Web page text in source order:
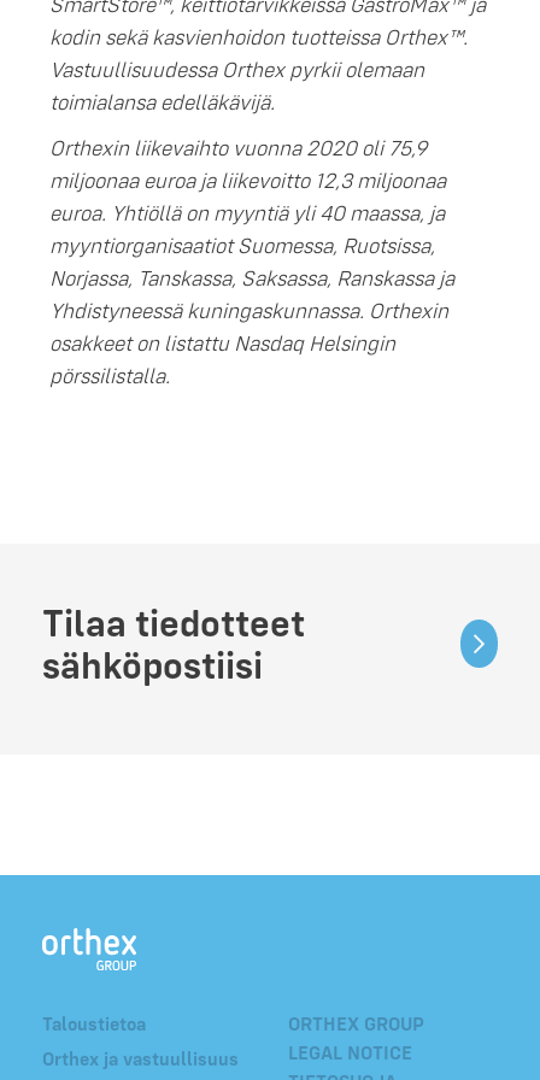
kodin sekä kasvienhoidon tuotteissa Orthex™.
Vastuullisuudessa Orthex pyrkii olemaan
toimialansa edelläkävijä.
Orthexin liikevaihto vuonna 2020 oli 75,9
miljoonaa euroa ja liikevoitto 12,3 miljoonaa
euroa. Yhtiöllä on myyntiä yli 40 maassa, ja
myyntiorganisaatiot Suomessa, Ruotsissa,
Norjassa, Tanskassa, Saksassa, Ranskassa ja
Yhdistyneessä kuningaskunnassa. Orthexin
osakkeet on listattu Nasdaq Helsingin
pörssilistalla.
Tilaa tiedotteet
sähköpostiisi
ORTHEX GROUP
LEGAL NOTICE
Taloustietoa
Orthex ja vastuullisuus